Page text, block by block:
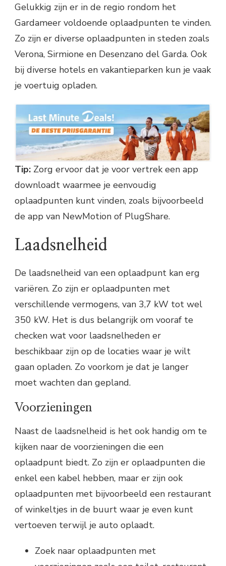
Gelukkig zijn er in de regio rondom het
Gardameer voldoende oplaadpunten te vinden.
Zo zijn er diverse oplaadpunten in steden zoals
Verona, Sirmione en Desenzano del Garda. Ook
bij diverse hotels en vakantieparken kun je vaak
je voertuig opladen.
Tip: Zorg ervoor dat je voor vertrek een app
downloadt waarmee je eenvoudig
oplaadpunten kunt vinden, zoals bijvoorbeeld
de app van NewMotion of PlugShare.
Laadsnelheid
De laadsnelheid van een oplaadpunt kan erg
variëren. Zo zijn er oplaadpunten met
verschillende vermogens, van 3,7 kW tot wel
350 kW. Het is dus belangrijk om vooraf te
checken wat voor laadsnelheden er
beschikbaar zijn op de locaties waar je wilt
gaan opladen. Zo voorkom je dat je langer
moet wachten dan gepland.
Voorzieningen
Naast de laadsnelheid is het ook handig om te
kijken naar de voorzieningen die een
oplaadpunt biedt. Zo zijn er oplaadpunten die
enkel een kabel hebben, maar er zijn ook
oplaadpunten met bijvoorbeeld een restaurant
of winkeltjes in de buurt waar je even kunt
vertoeven terwijl je auto oplaadt.
Zoek naar oplaadpunten met